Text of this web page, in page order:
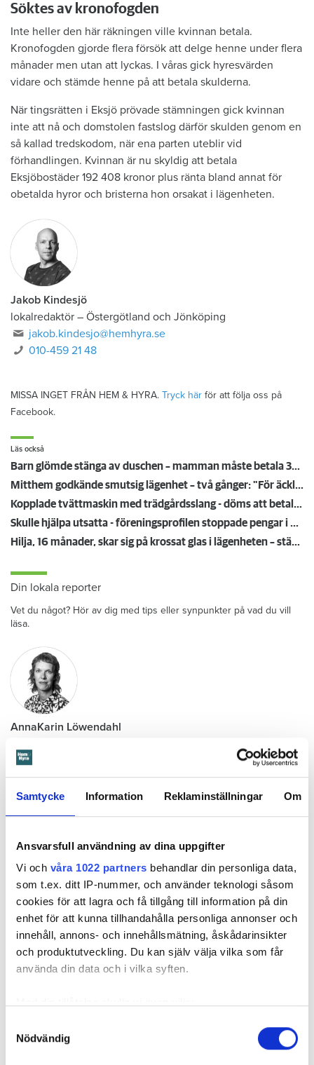
Samtycke Information Reklaminställningar Om
Ansvarsfull användning av dina uppgifter
Vi och våra 1022 partners behandlar din personliga data,
som t.ex. ditt IP-nummer, och använder teknologi såsom
cookies för att lagra och få tillgång till information på din
enhet för att kunna tillhandahålla personliga annonser och
innehåll, annons- och innehållsmätning, åskådarinsikter
och produktutveckling. Du kan själv välja vilka som får
använda din data och i vilka syften.
som kan ha en noggrannhet på upp till flera meter
Nödvändig
Söktes av kronofogden
Inte heller den här räkningen ville kvinnan betala.
Kronofogden gjorde flera försök att delge henne under flera
månader men utan att lyckas. I våras gick hyresvärden
vidare och stämde henne på att betala skulderna.
När tingsrätten i Eksjö prövade stämningen gick kvinnan
inte att nå och domstolen fastslog därför skulden genom en
så kallad tredskodom, när ena parten uteblir vid
förhandlingen. Kvinnan är nu skyldig att betala
Eksjöbostäder 192 408 kronor plus ränta bland annat för
obetalda hyror och bristerna hon orsakat i lägenheten.
Jakob Kindesjö
lokalredaktör – Östergötland och Jönköping
jakob.kindesjo@hemhyra.se
010-459 21 48
MISSA INGET FRÅN HEM & HYRA. Tryck här för att följa oss på
Facebook.
Läs också
Barn glömde stänga av duschen – mamman måste betala 300 000
Mitthem godkände smutsig lägenhet – två gånger: "För äckligt för att flytta in"
Kopplade tvättmaskin med trädgårdsslang - döms att betala en miljon efter vattenskada
Skulle hjälpa utsatta - föreningsprofilen stoppade pengar i egen ficka
Hilja, 16 månader, skar sig på krossat glas i lägenheten – städmiss från tidigare hyresgäst
Din lokala reporter
Vet du något? Hör av dig med tips eller synpunkter på vad du vill
läsa.
AnnaKarin Löwendahl
Mejla mig
Gustaf Görfelt
lokalredaktör–Västra Götaland och Norra Halland
Mejla mig
010-459 24 79
lokalredaktör